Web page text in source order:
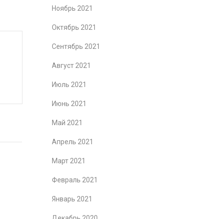
Ноябрь 2021
Октябрь 2021
Сентябрь 2021
Август 2021
Июль 2021
Июнь 2021
Май 2021
Апрель 2021
Март 2021
Февраль 2021
Январь 2021